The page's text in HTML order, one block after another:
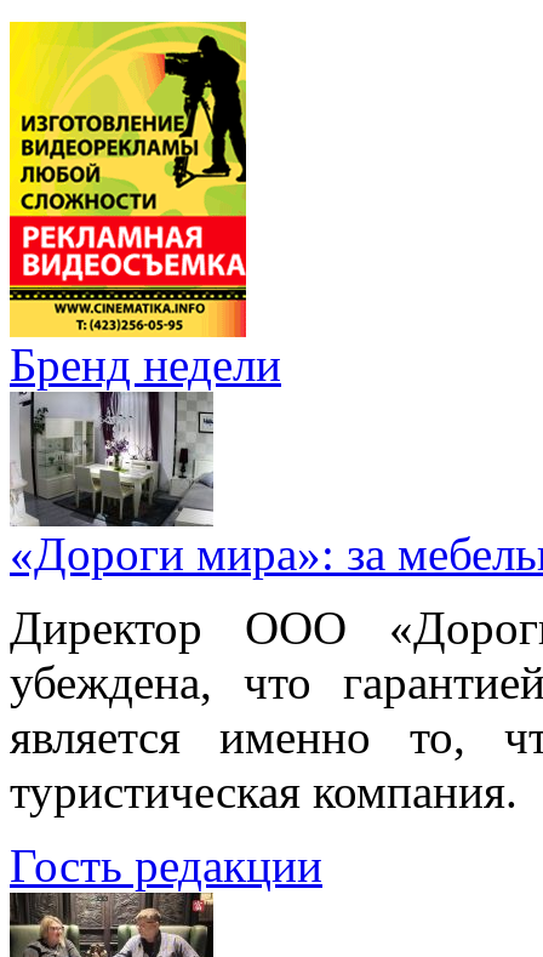
Бренд недели
«Дороги мира»: за
Директор ООО
убеждена, что
является именно то,
туристическая компания.
Гость редакции